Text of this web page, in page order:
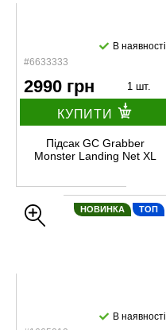
#6633333
В наявності
2990 грн 1 шт.
КУПИТИ
Підсак GC Grabber
Monster Landing Net XL
ТОП
НОВИНКА
В наявності